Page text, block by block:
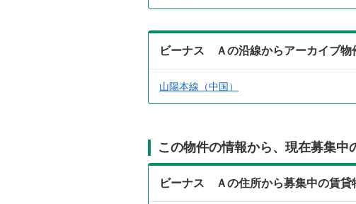
ビーナス Ａの沿線からアーカイブ物
山陽本線（中国）
この物件の情報から、現在募集中
ビーナス Ａの住所から募集中の賃貸